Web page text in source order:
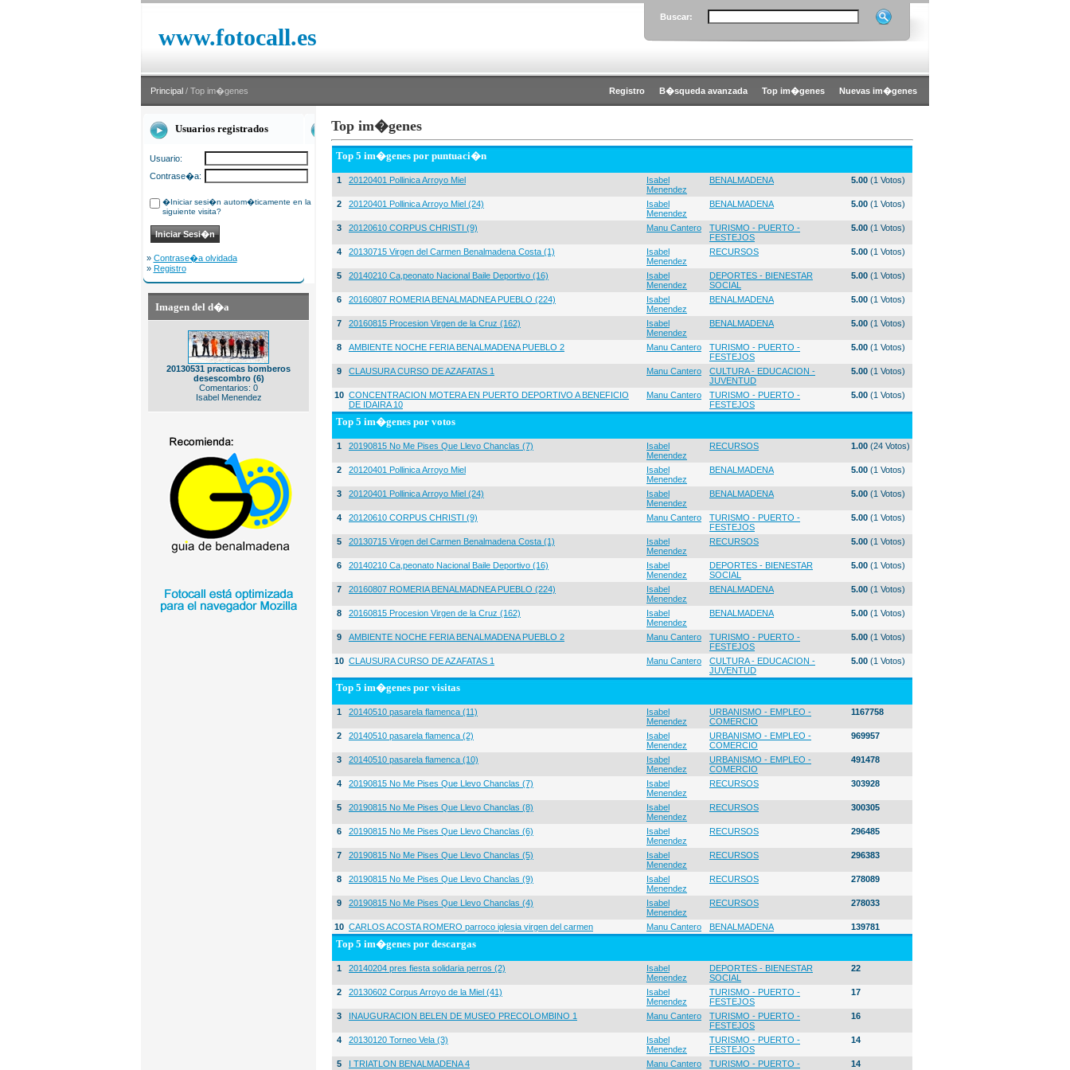
www.fotocall.es
Buscar:
Principal / Top im�genes Registro B�squeda avanzada Top im�genes Nuevas im�genes
Usuarios registrados
Usuario:
Contrase�a:
�Iniciar sesi�n autom�ticamente en la
siguiente visita?
» Contrase�a olvidada
» Registro
Imagen del d�a
20130531 practicas bomberos
desescombro (6)
Comentarios: 0
Isabel Menendez
Top im�genes
Top 5 im�genes por puntuaci�n
1 20120401 Pollinica Arroyo Miel
Isabel
Menendez
BENALMADENA 5.00 (1 Votos)
2 20120401 Pollinica Arroyo Miel (24)
Isabel
Menendez
BENALMADENA 5.00 (1 Votos)
3 20120610 CORPUS CHRISTI (9) Manu Cantero
TURISMO - PUERTO -
FESTEJOS
5.00 (1 Votos)
4 20130715 Virgen del Carmen Benalmadena Costa (1)
Isabel
Menendez
RECURSOS 5.00 (1 Votos)
5 20140210 Ca,peonato Nacional Baile Deportivo (16)
Isabel
Menendez
DEPORTES - BIENESTAR
SOCIAL
5.00 (1 Votos)
6 20160807 ROMERIA BENALMADNEA PUEBLO (224)
Isabel
Menendez
BENALMADENA 5.00 (1 Votos)
7 20160815 Procesion Virgen de la Cruz (162)
Isabel
Menendez
BENALMADENA 5.00 (1 Votos)
8 AMBIENTE NOCHE FERIA BENALMADENA PUEBLO 2 Manu Cantero
TURISMO - PUERTO -
FESTEJOS
5.00 (1 Votos)
9 CLAUSURA CURSO DE AZAFATAS 1 Manu Cantero
CULTURA - EDUCACION -
JUVENTUD
5.00 (1 Votos)
10 CONCENTRACION MOTERA EN PUERTO DEPORTIVO A BENEFICIO
DE IDAIRA 10
Manu Cantero
TURISMO - PUERTO -
FESTEJOS
5.00 (1 Votos)
Top 5 im�genes por votos
1 20190815 No Me Pises Que Llevo Chanclas (7)
Isabel
Menendez
RECURSOS 1.00 (24 Votos)
2 20120401 Pollinica Arroyo Miel
Isabel
Menendez
BENALMADENA 5.00 (1 Votos)
3 20120401 Pollinica Arroyo Miel (24)
Isabel
Menendez
BENALMADENA 5.00 (1 Votos)
4 20120610 CORPUS CHRISTI (9) Manu Cantero
TURISMO - PUERTO -
FESTEJOS
5.00 (1 Votos)
5 20130715 Virgen del Carmen Benalmadena Costa (1)
Isabel
Menendez
RECURSOS 5.00 (1 Votos)
6 20140210 Ca,peonato Nacional Baile Deportivo (16)
Isabel
Menendez
DEPORTES - BIENESTAR
SOCIAL
5.00 (1 Votos)
7 20160807 ROMERIA BENALMADNEA PUEBLO (224)
Isabel
Menendez
BENALMADENA 5.00 (1 Votos)
8 20160815 Procesion Virgen de la Cruz (162)
Isabel
Menendez
BENALMADENA 5.00 (1 Votos)
9 AMBIENTE NOCHE FERIA BENALMADENA PUEBLO 2 Manu Cantero
TURISMO - PUERTO -
FESTEJOS
5.00 (1 Votos)
10 CLAUSURA CURSO DE AZAFATAS 1 Manu Cantero
CULTURA - EDUCACION -
JUVENTUD
5.00 (1 Votos)
Top 5 im�genes por visitas
1 20140510 pasarela flamenca (11)
Isabel
Menendez
URBANISMO - EMPLEO -
COMERCIO
1167758
2 20140510 pasarela flamenca (2)
Isabel
Menendez
URBANISMO - EMPLEO -
COMERCIO
969957
3 20140510 pasarela flamenca (10)
Isabel
Menendez
URBANISMO - EMPLEO -
COMERCIO
491478
4 20190815 No Me Pises Que Llevo Chanclas (7)
Isabel
Menendez
RECURSOS 303928
5 20190815 No Me Pises Que Llevo Chanclas (8)
Isabel
Menendez
RECURSOS 300305
6 20190815 No Me Pises Que Llevo Chanclas (6)
Isabel
Menendez
RECURSOS 296485
7 20190815 No Me Pises Que Llevo Chanclas (5)
Isabel
Menendez
RECURSOS 296383
8 20190815 No Me Pises Que Llevo Chanclas (9)
Isabel
Menendez
RECURSOS 278089
9 20190815 No Me Pises Que Llevo Chanclas (4)
Isabel
Menendez
RECURSOS 278033
10 CARLOS ACOSTA ROMERO parroco iglesia virgen del carmen Manu Cantero BENALMADENA 139781
Top 5 im�genes por descargas
1 20140204 pres fiesta solidaria perros (2)
Isabel
Menendez
DEPORTES - BIENESTAR
SOCIAL
22
2 20130602 Corpus Arroyo de la Miel (41)
Isabel
Menendez
TURISMO - PUERTO -
FESTEJOS
17
3 INAUGURACION BELEN DE MUSEO PRECOLOMBINO 1 Manu Cantero
TURISMO - PUERTO -
FESTEJOS
16
4 20130120 Torneo Vela (3)
Isabel
Menendez
TURISMO - PUERTO -
FESTEJOS
14
5 I TRIATLON BENALMADENA 4 Manu Cantero
TURISMO - PUERTO -
14